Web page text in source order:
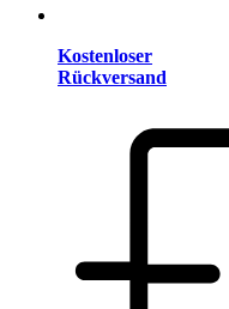
Kostenloser
Rückversand